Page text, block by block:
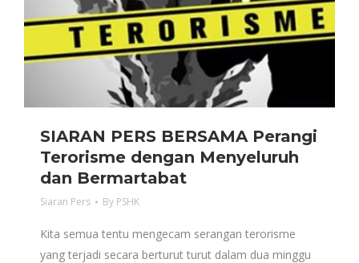
SIARAN PERS BERSAMA Perangi
Terorisme dengan Menyeluruh
dan Bermartabat
Siaran Pers By PSHK
Kita semua tentu mengecam serangan terorisme
yang terjadi secara berturut turut dalam dua minggu